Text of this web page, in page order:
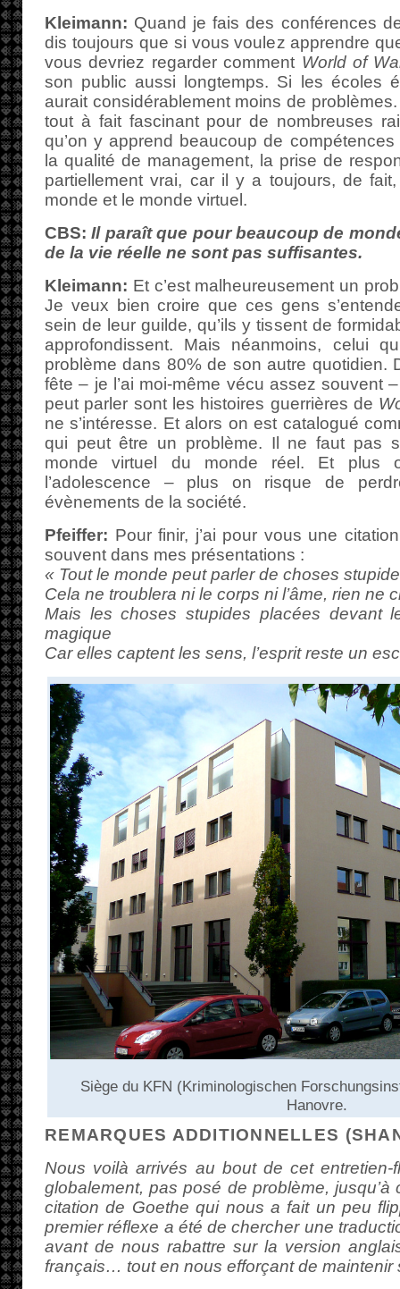
Kleimann: Quand je fais des conférences
dis toujours que si vous voulez apprendre
vous devriez regarder comment World of
son public aussi longtemps. Si les écoles
aurait considérablement moins de
tout à fait fascinant pour de nombreuses
qu’on y apprend beaucoup de compétences
la qualité de management, la prise de
partiellement vrai, car il y a toujours, de
monde et le monde virtuel.
CBS: Il paraît que pour beaucoup de
de la vie réelle ne sont pas suffisantes.
Kleimann: Et c’est malheureusement un
Je veux bien croire que ces gens
sein de leur guilde, qu’ils y tissent de
approfondissent. Mais néanmoins, celui
problème dans 80% de son autre quotidien.
fête – je l’ai moi-même vécu assez souvent
peut parler sont les histoires guerrières de
ne s’intéresse. Et alors on est catalogué
qui peut être un problème. Il ne faut pas
monde virtuel du monde réel. Et
l’adolescence – plus on risque de
évènements de la société.
Pfeiffer: Pour finir, j’ai pour vous une
souvent dans mes présentations :
« Tout le monde peut parler de choses
Cela ne troublera ni le corps ni l’âme, rien ne
Mais les choses stupides placées devant
magique
Car elles captent les sens, l’esprit reste un
Siège du KFN (Kriminologischen
Hanovre.
REMARQUES ADDITIONNELLES
Nous voilà arrivés au bout de cet entretien-
globalement, pas posé de problème, jusqu’à
citation de Goethe qui nous a fait un peu
premier réflexe a été de chercher une
avant de nous rabattre sur la version
français… tout en nous efforçant de maintenir